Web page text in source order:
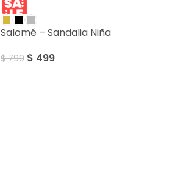
SALE
Salomé – Sandalia Niña
$799 $ 499